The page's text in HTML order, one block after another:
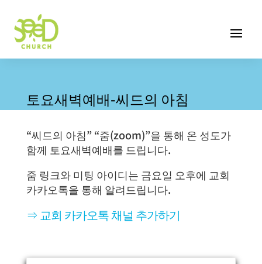
토요새벽예배-씨드의 아침
“씨드의 아침” “줌(zoom)”을 통해 온 성도가
함께 토요새벽예배를 드립니다.
줌 링크와 미팅 아이디는 금요일 오후에 교회
카카오톡을 통해 알려드립니다.
⇒ 교회 카카오톡 채널 추가하기